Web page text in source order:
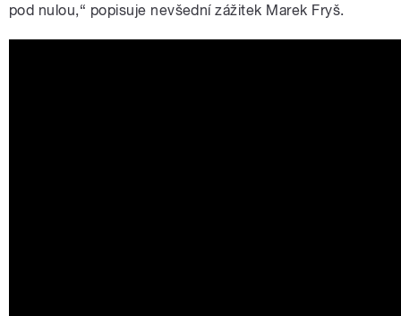
pod nulou,“ popisuje nevšední zážitek Marek Fryš.